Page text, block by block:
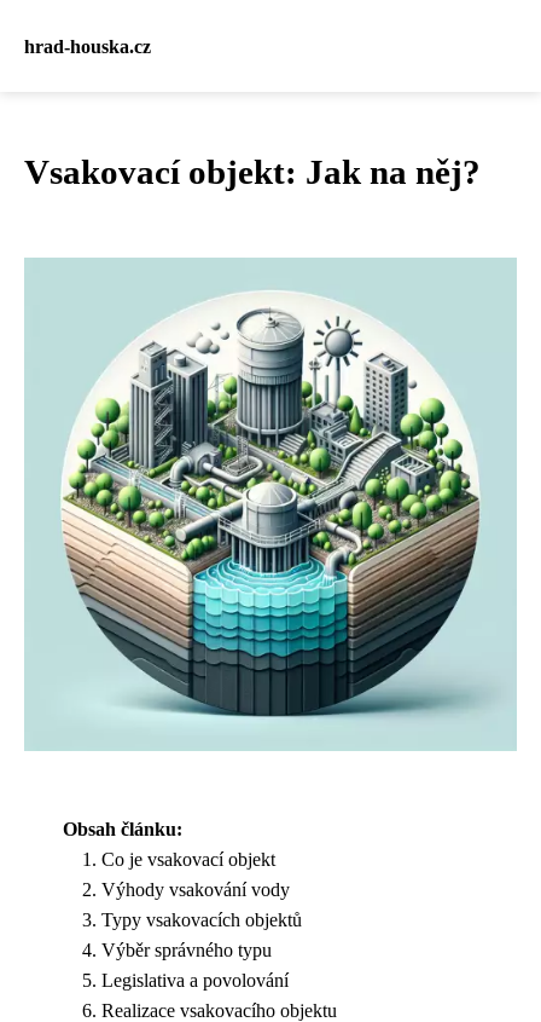
hrad-houska.cz
Vsakovací objekt: Jak na něj?
Obsah článku:
Co je vsakovací objekt
Výhody vsakování vody
Typy vsakovacích objektů
Výběr správného typu
Legislativa a povolování
Realizace vsakovacího objektu